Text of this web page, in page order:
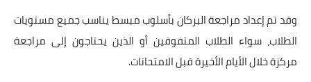
وقد تم إعداد مراجعة البركان بأسلوب مبسط يناسب جميع مستويات
الطلاب، سواء الطلاب المتفوقين أو الذين يحتاجون إلى مراجعة
مركزة خلال الأيام الأخيرة قبل الامتحانات.